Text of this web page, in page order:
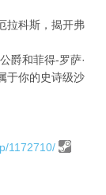
拉科斯，揭开弗
爵和菲得-罗萨·
于你的史诗级沙
1172710/